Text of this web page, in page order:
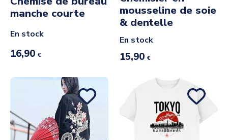
manche courte
En stock
16,90 €
mousseline de soie
& dentelle
En stock
15,90 €